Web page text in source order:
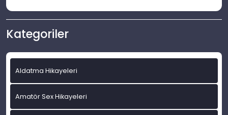
Kategoriler
Aldatma Hikayeleri
Amatör Sex Hikayeleri